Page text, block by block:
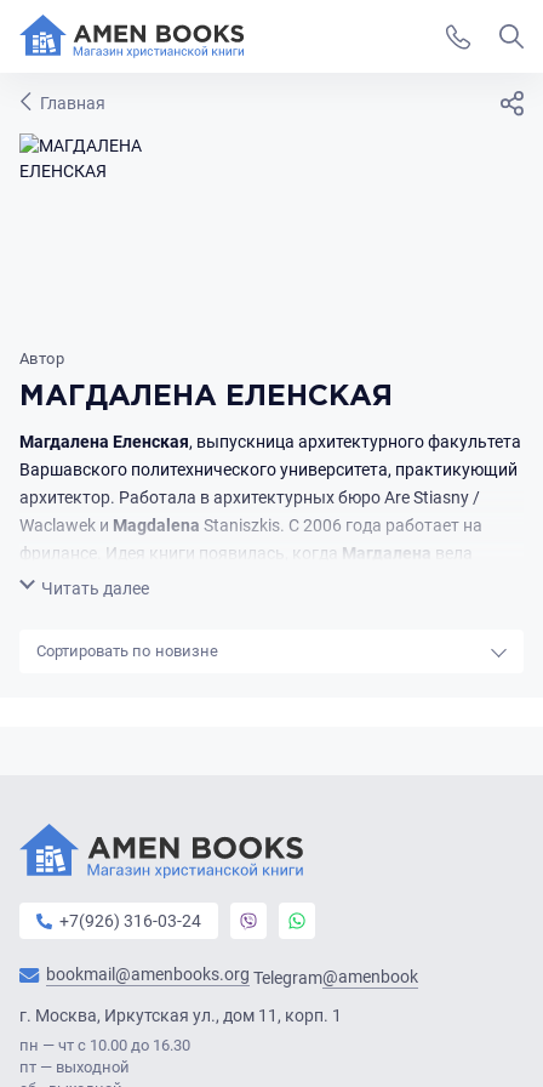
Главная
Автор
МАГДАЛЕНА ЕЛЕНСКАЯ
Магдалена Еленская, выпускница архитектурного факультета
Варшавского политехнического университета, практикующий
архитектор. Работала в архитектурных бюро Are Stiasny /
Waclawek и Magdalena Staniszkis. С 2006 года работает на
фрилансе. Идея книги появилась, когда Магдалена вела
авторскую колонку о современной архитектуре для журнала
Свернуть
Читать далее
новизне
+7(926) 316-03-24
bookmail@amenbooks.org Telegram@amenbook
г. Москва, Иркутская ул., дом 11, корп. 1
пн — чт с 10.00 до 16.30
пт — выходной